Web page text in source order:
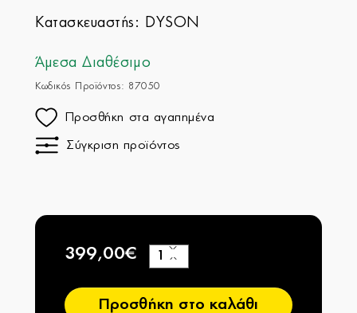
Κατασκευαστής: DYSON
Άμεσα Διαθέσιμο
Κωδικός Προϊόντος: 87050
Προσθήκη στα αγαπημένα
Σύγκριση προϊόντος
399,00€
−
+
Προσθήκη στο καλάθι